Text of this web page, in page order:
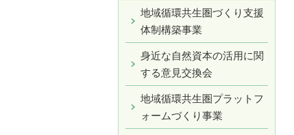
地域循環共生圏づくり支援
体制構築事業
身近な自然資本の活用に関
する意見交換会
地域循環共生圏プラットフ
ォームづくり事業